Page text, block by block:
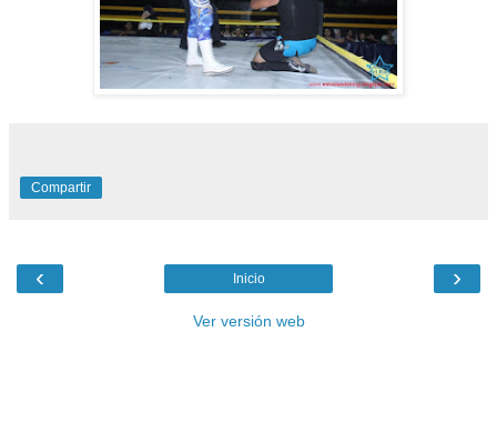
Compartir
‹ ›
Inicio
Ver versión web